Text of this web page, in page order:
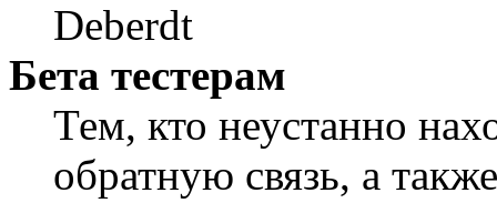
Deberdt
Бета тестерам
Тем, кто неустанно
обратную связь, а